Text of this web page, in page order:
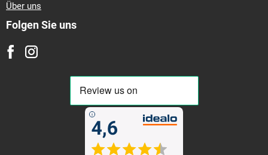
Über uns
Folgen Sie uns